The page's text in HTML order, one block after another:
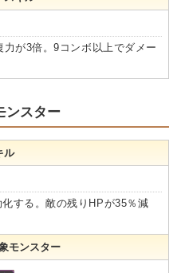
力が3倍。9コンボ以上でダメー
ンスター
ル
する。敵の残りHPが35％減
モンスター